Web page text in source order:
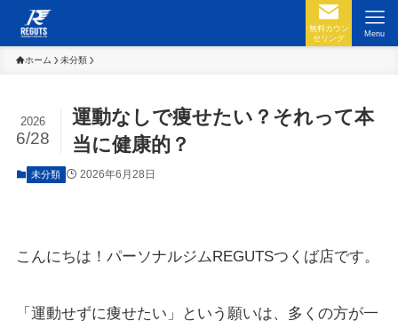
無料カウン
セリング
Menu
ホーム 未分類
運動なしで痩せたい？それって本
当に健康的？
2026
6/28
未分類 2026年6月28日
こんにちは！パーソナルジムREGUTSつくば店です。
「運動せずに痩せたい」という願いは、多くの方が一